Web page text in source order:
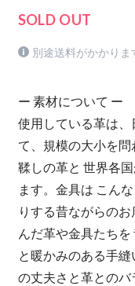
SOLD OUT
別途送料がかかりま
ー 素材について ー
使用している革は
て、規模の大小を
鞣しの革と 世界各
ます。金具は こん
りする昔ながらの
んだ革や金具たち
と暖かみのある手
の丈夫さと革とのバ